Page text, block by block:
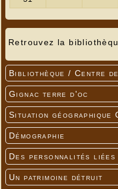
Retrouvez la
Bibliothèque / Centre
Gignac terre d'oc
Situation géographique
Démographie
Des personnalités liées
Un patrimoine détruit